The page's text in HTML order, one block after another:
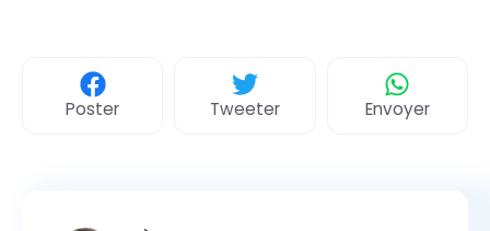
Poster Tweeter Envoyer